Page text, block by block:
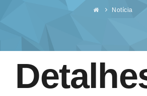
Notícia